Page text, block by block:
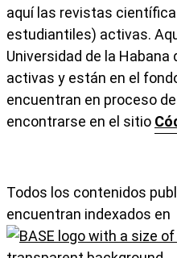
aquí las revistas
estudiantiles) activas.
Universidad de la
activas y están en el
encuentran en proceso
encontrarse en el sitio
Todos los contenidos
encuentran indexados en